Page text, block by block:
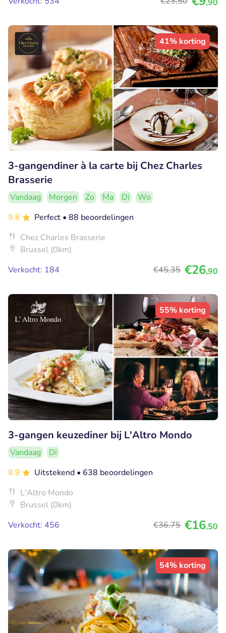
,90
41% korting
3-gangendiner à la carte bij Chez Charles
Brasserie
Vandaag Morgen Zo Ma Di
Wo
9.8
Perfect • 88 beoordelingen
Chez Charles Brasserie
Brussel (0km)
Verkocht: 184
€45,35 €26,90
55% korting
3-gangen keuzediner bij L'Altro Mondo
Vandaag
Di
8.9
Uitstekend • 638 beoordelingen
L'Altro Mondo
Brussel (0km)
Verkocht: 456
€36,75 €16,50
54% korting